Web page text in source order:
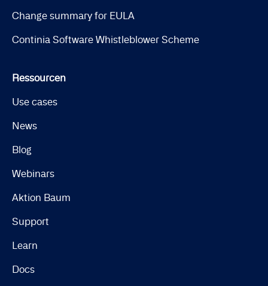
Change summary for EULA
Continia Software Whistleblower Scheme
Ressourcen
Use cases
News
Blog
Webinars
Aktion Baum
Support
Learn
Docs